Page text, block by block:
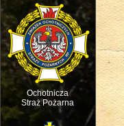
Ochotnicza
Straż Pożarna